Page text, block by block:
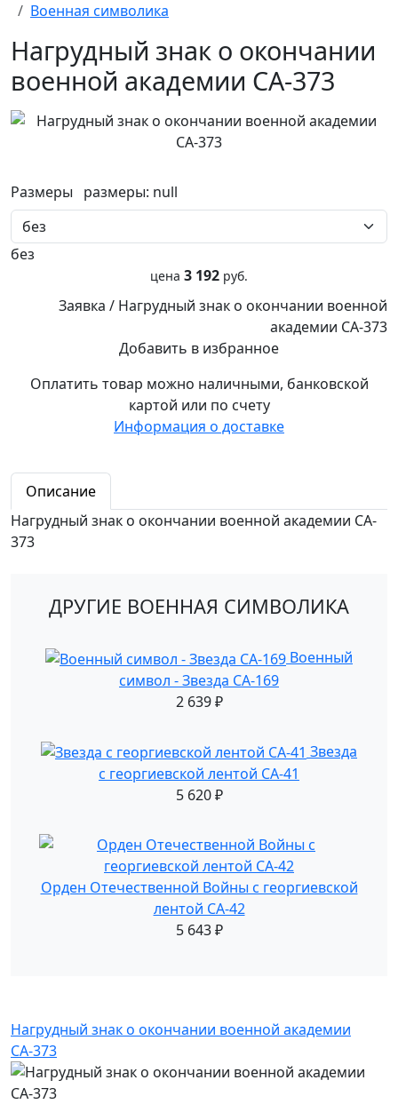
Военная символика
Нагрудный знак о окончании
военной академии СА-373
Размеры размеры: null
без
цена 3 192 руб.
Заявка / Нагрудный знак о окончании военной
академии СА-373
Добавить в избранное
Оплатить товар можно наличными, банковской
картой или по счету
Информация о доставке
Описание
Нагрудный знак о окончании военной академии СA-
373
ДРУГИЕ ВОЕННАЯ СИМВОЛИКА
Военный
символ - Звезда СА-169
2 639₽
Звезда
с георгиевской лентой СА-41
5 620₽
Орден Отечественной Войны с георгиевской
лентой СА-42
5 643₽
Нагрудный знак о окончании военной академии
СА-373